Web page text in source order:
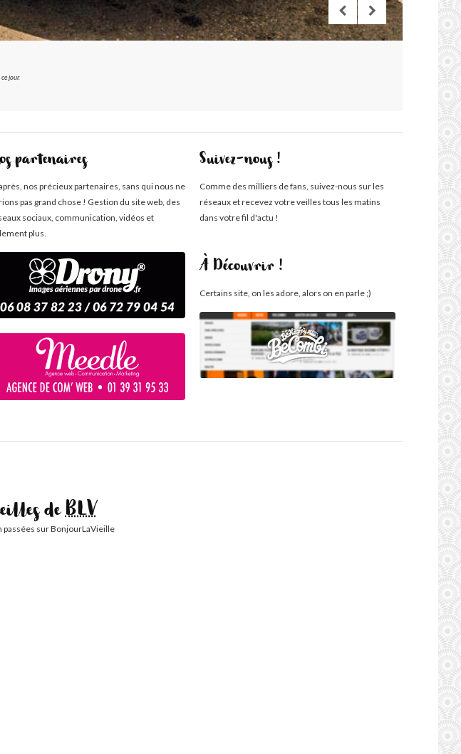
jour.
partenaires
nos précieux partenaires, sans qui nous ne
pas grand chose ! Gestion du site web, des
sociaux, communication, vidéos et
plus.
Suivez-nous !
Comme des milliers de fans, suivez-nous sur les
réseaux et recevez votre veilles tous les matins
dans votre fil d'actu !
À Découvrir !
Certains site, on les adore, alors on en parle ;)
deBLV
sur BonjourLaVieille